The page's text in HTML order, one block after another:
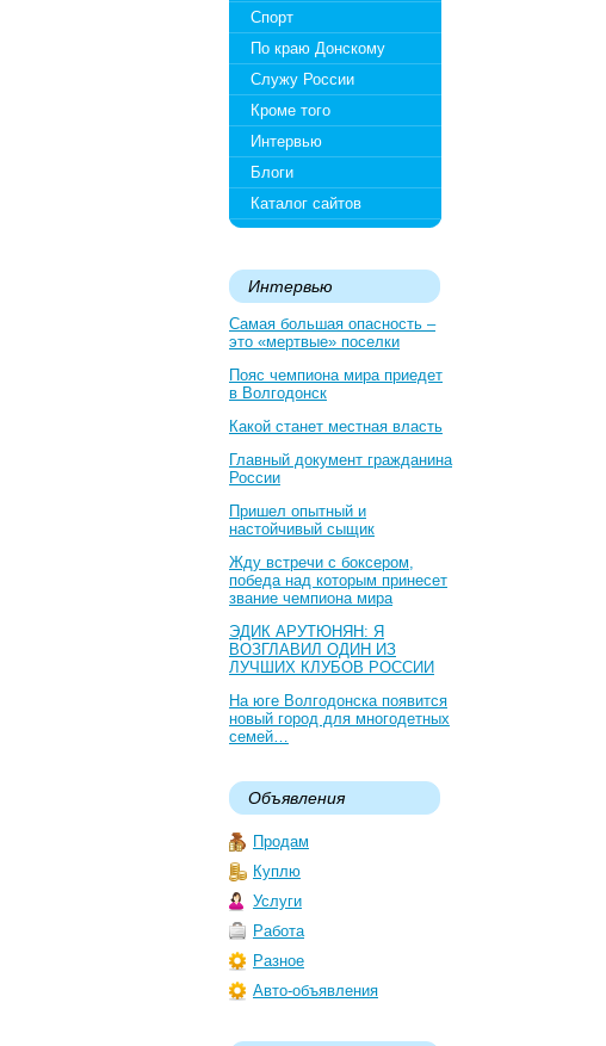
Спорт
По краю Донскому
Служу России
Кроме того
Интервью
Блоги
Каталог сайтов
Интервью
Самая большая опасность –
это «мертвые» поселки
Пояс чемпиона мира приедет
в Волгодонск
Какой станет местная власть
Главный документ гражданина
России
Пришел опытный и
настойчивый сыщик
Жду встречи с боксером,
победа над которым принесет
звание чемпиона мира
ЭДИК АРУТЮНЯН: Я
ВОЗГЛАВИЛ ОДИН ИЗ
ЛУЧШИХ КЛУБОВ РОССИИ
На юге Волгодонска появится
новый город для многодетных
семей…
Объявления
Продам
Куплю
Услуги
Работа
Разное
Авто-объявления